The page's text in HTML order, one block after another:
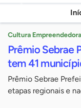
Cultura Empreendedora
Prêmio Sebrae
tem 41
Prêmio Sebrae
etapas regionais e